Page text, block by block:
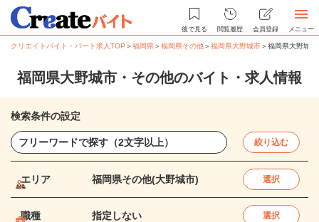
後で見る 閲覧履歴 会員登録 メニュー
クリエイトバイト・パート求人TOP ＞福岡県＞福岡県その他＞福岡県大野城市＞福岡県大野城
福岡県大野城市・その他のバイト・求人情報
検索条件の設定
絞り込む
エリア 福岡県その他(大野城市) 選択
職種 指定しない 選択